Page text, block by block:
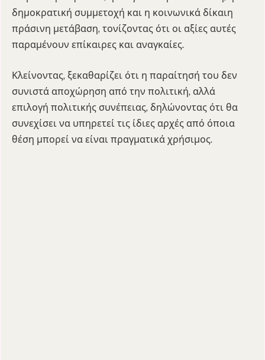
δημοκρατική συμμετοχή και η κοινωνικά δίκαιη
πράσινη μετάβαση, τονίζοντας ότι οι αξίες αυτές
παραμένουν επίκαιρες και αναγκαίες.
Κλείνοντας, ξεκαθαρίζει ότι η παραίτησή του δεν
συνιστά αποχώρηση από την πολιτική, αλλά
επιλογή πολιτικής συνέπειας, δηλώνοντας ότι θα
συνεχίσει να υπηρετεί τις ίδιες αρχές από όποια
θέση μπορεί να είναι πραγματικά χρήσιμος.